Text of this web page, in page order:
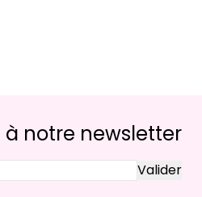
notre newsletter